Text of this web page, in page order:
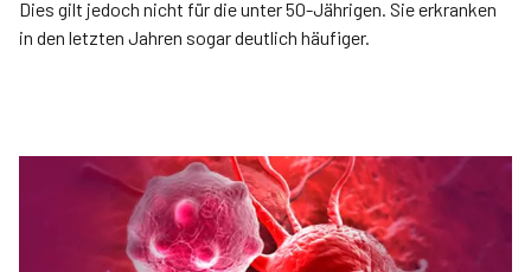
Dies gilt jedoch nicht für die unter 50-Jährigen. Sie erkranken
in den letzten Jahren sogar deutlich häufiger.